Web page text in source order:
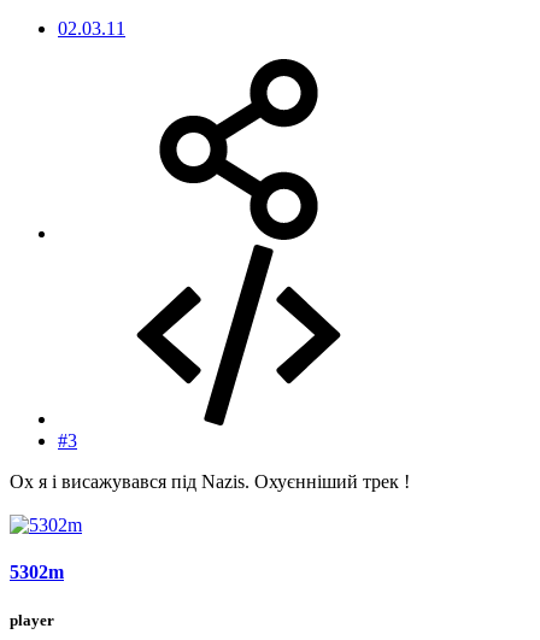
02.03.11
#3
Ох я і висажувався під Nazis. Охуєнніший трек !
5302m
player